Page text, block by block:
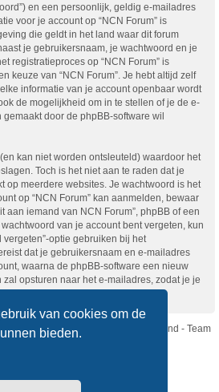
van cookies om de
bieden.
en een persoonlijk, geldig e-mailadres
voor je account op “NCN Forum” is
die geldt in het land waar dit forum
je gebruikersnaam, je wachtwoord en je
registratieproces op “NCN Forum” is
keuze van “NCN Forum”. Je hebt altijd zelf
informatie van je account openbaar wordt
de mogelijkheid om in te stellen of je de e-
door de phpBB-software wil
kan niet worden ontsleuteld) waardoor het
Toch is het niet aan te raden dat je
op meerdere websites. Je wachtwoord is het
op “NCN Forum” kan aanmelden, bewaar
aan iemand van NCN Forum”, phpBB of een
van je account bent vergeten, kun
vergeten”-optie gebruiken bij het
dat je gebruikersnaam en e-mailadres
waarna de phpBB-software een nieuw
opsturen naar het e-mailadres, zodat je je
Nikon Club Nederland - Team
2023